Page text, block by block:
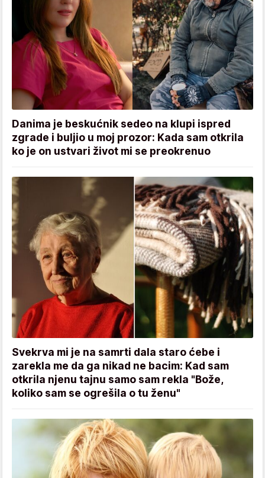
Danima je beskućnik sedeo na klupi ispred
zgrade i buljio u moj prozor: Kada sam otkrila
ko je on ustvari život mi se preokrenuo
Svekrva mi je na samrti dala staro ćebe i
zarekla me da ga nikad ne bacim: Kad sam
otkrila njenu tajnu samo sam rekla "Bože,
koliko sam se ogrešila o tu ženu"